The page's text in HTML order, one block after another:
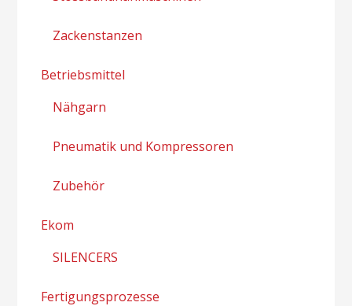
Zackenstanzen
Betriebsmittel
Nähgarn
Pneumatik und Kompressoren
Zubehör
Ekom
SILENCERS
Fertigungsprozesse